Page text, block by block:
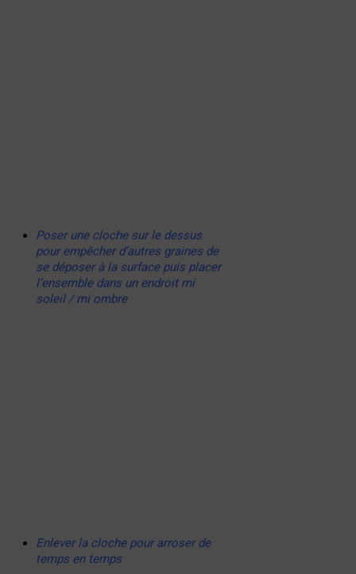
Poser une cloche sur le dessus
pour empêcher d’autres graines de
se déposer à la surface puis placer
l’ensemble dans un endroit mi
soleil / mi ombre
Enlever la cloche pour arroser de
temps en temps